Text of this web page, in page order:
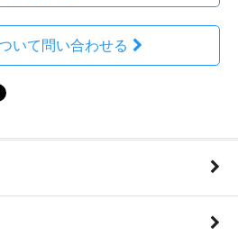
いて問い合わせる